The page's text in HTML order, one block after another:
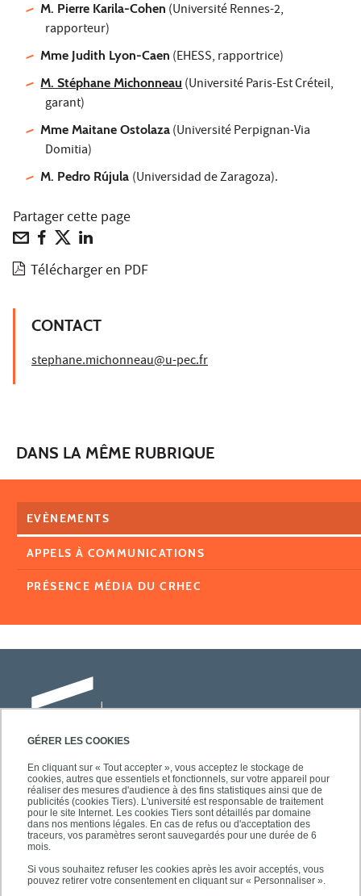
GÉRER LES COOKIES
En cliquant sur « Tout accepter », vous acceptez le stockage de
cookies, autres que essentiels et fonctionnels, sur votre appareil pour
réaliser des mesures d'audience à des fins statistiques ainsi que de
publicités (cookies Tiers). L'université est responsable de traitement
pour le site Internet. Les cookies Tiers sont détaillés par domaine
dans nos mentions légales. En cas de refus ou d'acceptation des
traceurs, vos paramètres seront sauvegardés pour une durée de 6
mois.
Si vous souhaitez refuser les cookies après les avoir acceptés, vous
pouvez retirer votre consentement en cliquant sur « Personnaliser ».
M. Pierre Karila-Cohen (Université Rennes-2,
rapporteur)
Mme Judith Lyon-Caen (EHESS, rapportrice)
M. Stéphane Michonneau(Université Paris-Est Créteil,
garant)
Mme Maitane Ostolaza (Université Perpignan-Via
Domitia)
M. Pedro Rújula (Universidad de Zaragoza).
Partager cette page
Télécharger en PDF
CONTACT
stephane.michonneau@u-pec.fr
DANS LA MÊME RUBRIQUE
EVÈNEMENTS
APPELS À COMMUNICATIONS
PRÉSENCE MÉDIA DU CRHEC
Université Paris-Est Créteil
Faculté des lettres, langues et sciences
humaines
61, avenue du Général de Gaulle
94010 Créteil